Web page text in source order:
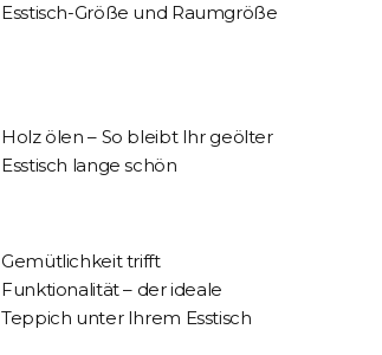
Esstisch-Größe und Raumgröße
Holz ölen – So bleibt Ihr geölter
Esstisch lange schön
Gemütlichkeit trifft
Funktionalität – der ideale
Teppich unter Ihrem Esstisch